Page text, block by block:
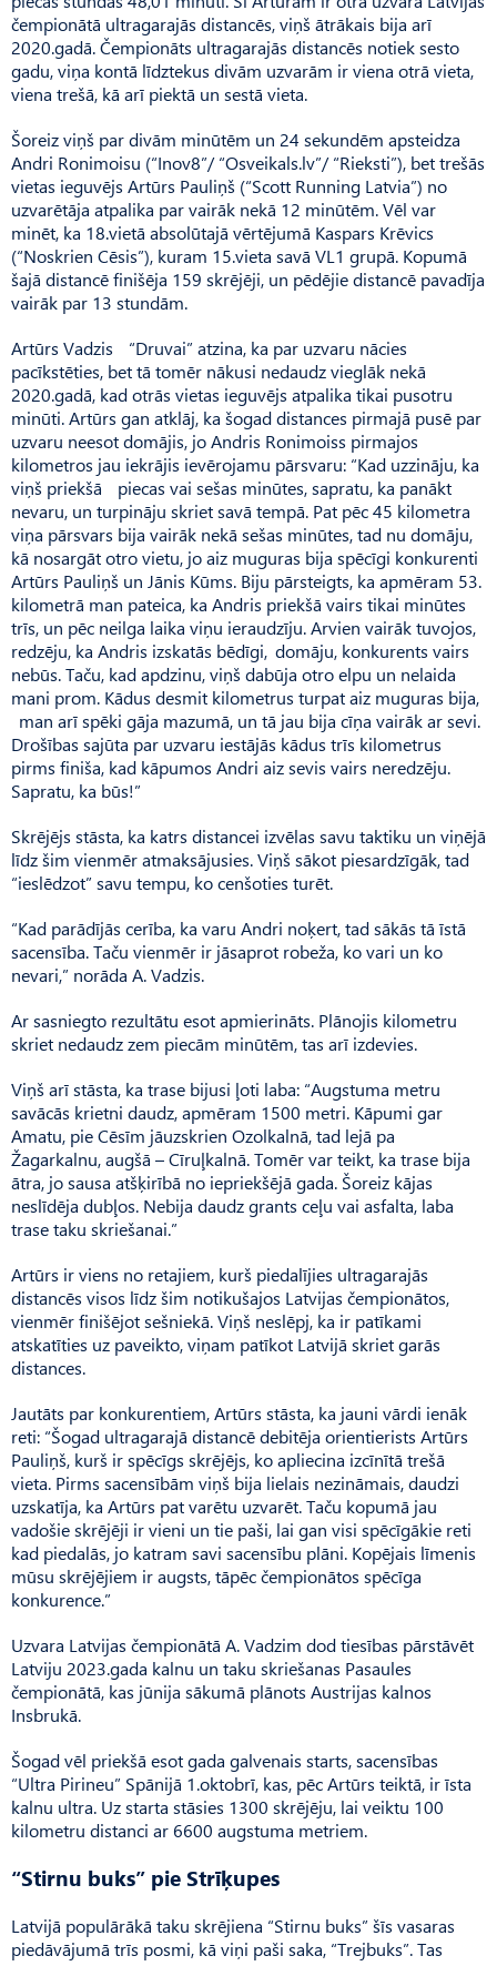
čempionātā ultragarajās distancēs, viņš ātrākais bija arī
2020.gadā. Čempionāts ultragarajās distancēs notiek sesto
gadu, viņa kontā līdztekus divām uzvarām ir viena otrā vieta,
viena trešā, kā arī piektā un sestā vieta.
Šoreiz viņš par divām minūtēm un 24 sekundēm apsteidza
Andri Ronimoisu (“Inov8”/ “Osveikals.lv”/ “Rieksti”), bet trešās
vietas ieguvējs Artūrs Pauliņš (“Scott Running Latvia”) no
uzvarētāja atpalika par vairāk nekā 12 minūtēm. Vēl var
minēt, ka 18.vietā absolūtajā vērtējumā Kaspars Krēvics
(“Noskrien Cēsis”), kuram 15.vieta savā VL1 grupā. Kopumā
šajā distancē finišēja 159 skrējēji, un pēdējie distancē pavadīja
vairāk par 13 stundām.
Artūrs Vadzis “Druvai” atzina, ka par uzvaru nācies
pacīkstēties, bet tā tomēr nākusi nedaudz vieglāk nekā
2020.gadā, kad otrās vietas ieguvējs atpalika tikai pusotru
minūti. Artūrs gan atklāj, ka šogad distances pirmajā pusē par
uzvaru neesot domājis, jo Andris Ronimoiss pirmajos
kilometros jau iekrājis ievērojamu pārsvaru: “Kad uzzināju, ka
viņš priekšā piecas vai sešas minūtes, sapratu, ka panākt
nevaru, un turpināju skriet savā tempā. Pat pēc 45 kilometra
viņa pārsvars bija vairāk nekā sešas minūtes, tad nu domāju,
kā nosargāt otro vietu, jo aiz muguras bija spēcīgi konkurenti
Artūrs Pauliņš un Jānis Kūms. Biju pārsteigts, ka apmēram 53.
kilometrā man pateica, ka Andris priekšā vairs tikai minūtes
trīs, un pēc neilga laika viņu ieraudzīju. Arvien vairāk tuvojos,
redzēju, ka Andris izskatās bēdīgi, domāju, konkurents vairs
nebūs. Taču, kad apdzinu, viņš dabūja otro elpu un nelaida
mani prom. Kādus desmit kilometrus turpat aiz muguras bija,
man arī spēki gāja mazumā, un tā jau bija cīņa vairāk ar sevi.
Drošības sajūta par uzvaru iestājās kādus trīs kilometrus
pirms finiša, kad kāpumos Andri aiz sevis vairs neredzēju.
Sapratu, ka būs!”
Skrējējs stāsta, ka katrs distancei izvēlas savu taktiku un viņējā
līdz šim vienmēr atmaksājusies. Viņš sākot piesardzīgāk, tad
“ieslēdzot” savu tempu, ko cenšoties turēt.
“Kad parādījās cerība, ka varu Andri noķert, tad sākās tā īstā
sacensība. Taču vienmēr ir jāsaprot robeža, ko vari un ko
nevari,” norāda A. Vadzis.
Ar sasniegto rezultātu esot apmierināts. Plānojis kilometru
skriet nedaudz zem piecām minūtēm, tas arī izdevies.
Viņš arī stāsta, ka trase bijusi ļoti laba: “Augstuma metru
savācās krietni daudz, apmēram 1500 metri. Kāpumi gar
Amatu, pie Cēsīm jāuzskrien Ozolkalnā, tad lejā pa
Žagarkalnu, augšā – Cīruļkalnā. Tomēr var teikt, ka trase bija
ātra, jo sausa atšķirībā no iepriekšējā gada. Šoreiz kājas
neslīdēja dubļos. Nebija daudz grants ceļu vai asfalta, laba
trase taku skriešanai.”
Artūrs ir viens no retajiem, kurš piedalījies ultragarajās
distancēs visos līdz šim notikušajos Latvijas čempionātos,
vienmēr finišējot sešniekā. Viņš neslēpj, ka ir patīkami
atskatīties uz paveikto, viņam patīkot Latvijā skriet garās
distances.
Jautāts par konkurentiem, Artūrs stāsta, ka jauni vārdi ienāk
reti: “Šogad ultragarajā distancē debitēja orientierists Artūrs
Pauliņš, kurš ir spēcīgs skrējējs, ko apliecina izcīnītā trešā
vieta. Pirms sacensībām viņš bija lielais nezināmais, daudzi
uzskatīja, ka Artūrs pat varētu uzvarēt. Taču kopumā jau
vadošie skrējēji ir vieni un tie paši, lai gan visi spēcīgākie reti
kad piedalās, jo katram savi sacensību plāni. Kopējais līmenis
mūsu skrējējiem ir augsts, tāpēc čempionātos spēcīga
konkurence.”
Uzvara Latvijas čempionātā A. Vadzim dod tiesības pārstāvēt
Latviju 2023.gada kalnu un taku skriešanas Pasaules
čempionātā, kas jūnija sākumā plānots Austrijas kalnos
Insbrukā.
Šogad vēl priekšā esot gada galvenais starts, sacensības
“Ultra Pirineu” Spānijā 1.oktobrī, kas, pēc Artūrs teiktā, ir īsta
kalnu ultra. Uz starta stāsies 1300 skrējēju, lai veiktu 100
kilometru distanci ar 6600 augstuma metriem.
“Stirnu buks” pie Strīķupes
Latvijā populārākā taku skrējiena “Stirnu buks” šīs vasaras
piedāvājumā trīs posmi, kā viņi paši saka, “Trejbuks”. Tas